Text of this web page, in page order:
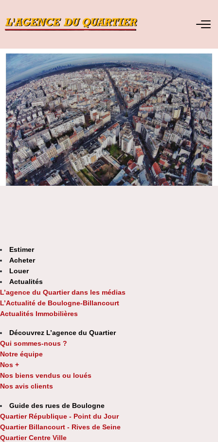
Estimer
Acheter
Louer
Actualités
L’agence du Quartier dans les médias
L’Actualité de Boulogne-Billancourt
Actualités Immobilières
Découvrez L’agence du Quartier
Qui sommes-nous ?
Notre équipe
Nos +
Nos biens vendus ou loués
Nos avis clients
Guide des rues de Boulogne
Quartier République - Point du Jour
Quartier Billancourt - Rives de Seine
Quartier Centre Ville